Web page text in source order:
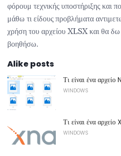
φόρουμ τεχνικής υποστήριξης και
μάθω τι είδους προβλήματα
χρήση του αρχείου XLSX και θα
βοηθήσω.
Alike posts
Τι είναι ένα αρχείο
WINDOWS
Τι είναι ένα αρχείο
WINDOWS